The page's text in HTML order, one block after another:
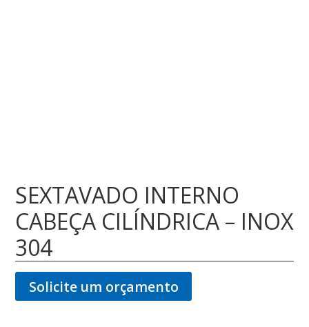
SEXTAVADO INTERNO
CABEÇA CILÍNDRICA – INOX
304
Solicite um orçamento